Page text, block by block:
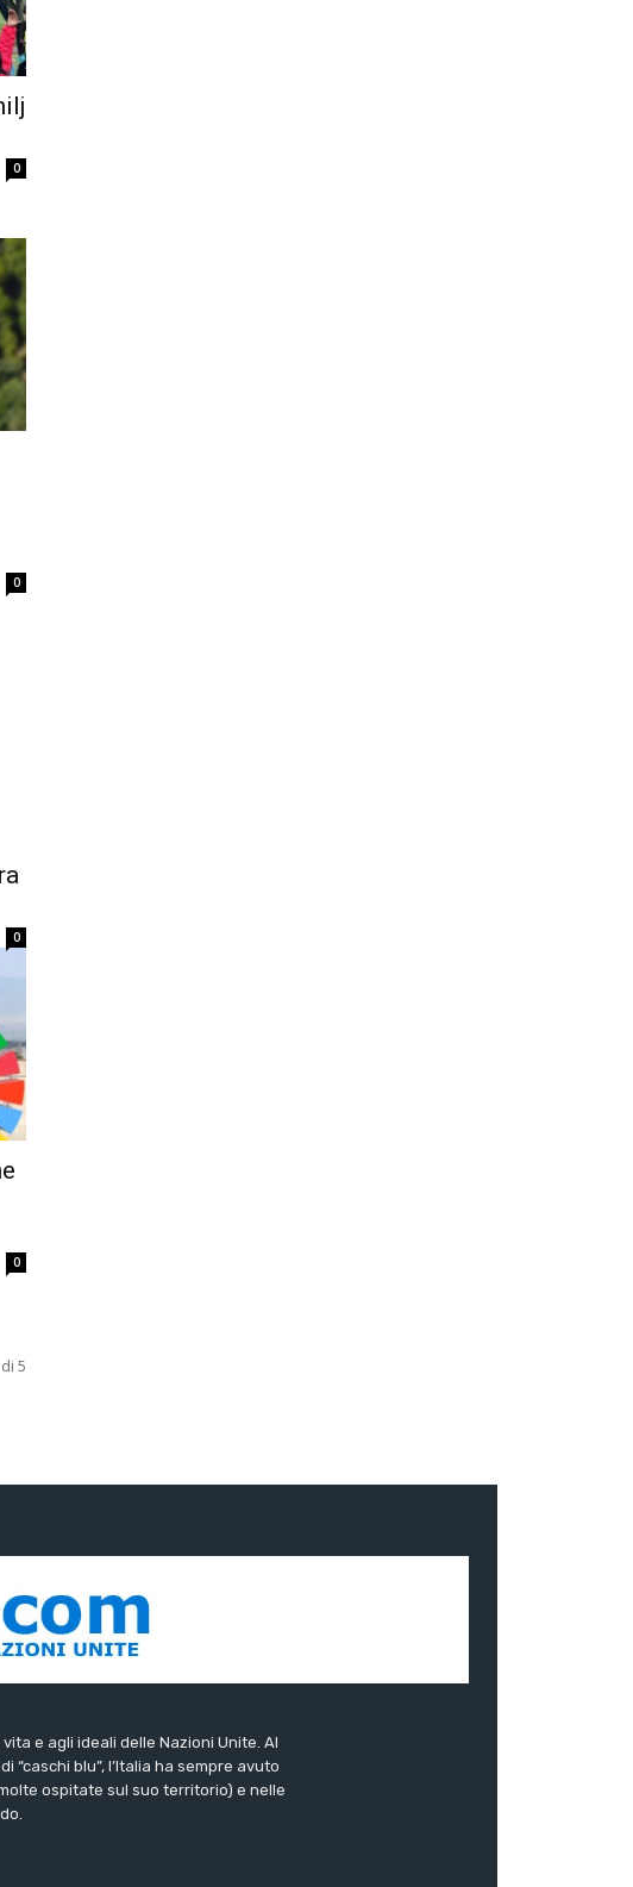
0
0
0
0
5
e agli ideali delle Nazioni Unite. Al
blu”, l’Italia ha sempre avuto
ospitate sul suo territorio) e nelle